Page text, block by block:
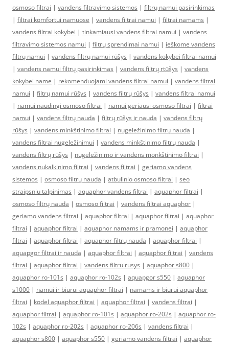
osmoso filtrai | vandens filtravimo sistemos | filtrų namui pasirinkimas
| filtrai komfortui namuose | vandens filtrai namui | filtrai namams |
vandens filtrai kokybei | tinkamiausi vandens filtrai namui | vandens
filtravimo sistemos namui | filtrų sprendimai namui | ieškome vandens
filtrų namui | vandens filtrų namui rūšys | vandens kokybei filtrai namui
| vandens namui filtrų pasirinkimas | vandens filtrų rtūšys | vandens
kokybei name | rekomenduojami vandens filtrai namui | vandens filtrai
namui | filtrų namui rūšys | vandens filtrų rūšys | vandens filtrai namui
| namui naudingi osmoso filtrai | namui geriausi osmoso filtrai | filtrai
namui | vandens filtrų nauda | filtrų rūšys ir nauda | vandens filtrų
rūšys | vandens minkštinimo filtrai | nugeležinimo filtrų nauda |
vandens filtrai nugeležinimui | vandens minkštinimo filtrų nauda |
vandens filtrų rūšys | nugeležinimo ir vandens monkštinimo filtrai |
vandens nukalkinimo filtrai | vandens filtrai | geriamo vandens
sistemos | osmoso filtrų nauda | atbulinio osmoso filtrai | seo
straipsniu talpinimas | aquaphor vandens filtrai | aquaphor filtrai |
osmoso filtrų nauda | osmoso filtrai | vandens filtrai aquaphor |
geriamo vandens filtrai | aquaphor filtrai | aquaphor filtrai | aquaphor
filtrai | aquaphor filtrai | aquaphor namams ir pramonei | aquaphor
filtrai | aquaphor filtrai | aquaphor filtrų nauda | aquaphor filtrai |
aquapgor filtrai ir nauda | aquaphor filtrai | aquaphor filtrai | vandens
filtrai | aquaphor filtrai | vandens filtru rusys | aquaphor s800 |
aquaphor ro-101s | aquaphor ro-102s | aquapgor s550 | aquaphor
s1000 | namui ir biurui aquaphor filtrai | namams ir biurui aquaphor
filtrai | kodel aquaphor filtrai | aquaphor filtrai | vandens filtrai |
aquaphor filtrai | aquaphor ro-101s | aquaphor ro-202s | aquaphor ro-
102s | aquaphor ro-202s | aquaphor ro-206s | vandens filtrai |
aquaphor s800 | aquaphor s550 | geriamo vandens filtrai | aquaphor